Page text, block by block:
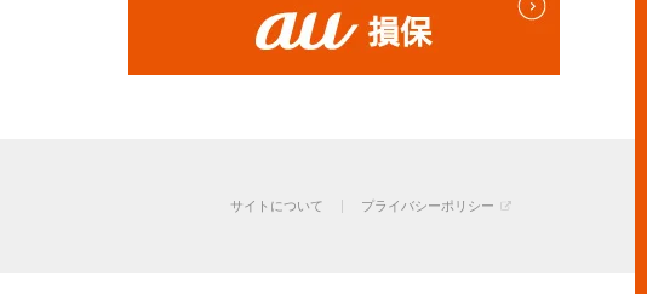
サイトについて プライバシーポリシー